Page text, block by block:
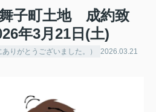
子町土地 成約致
年3月21日(土)
りがとうございました。） 2026.03.21